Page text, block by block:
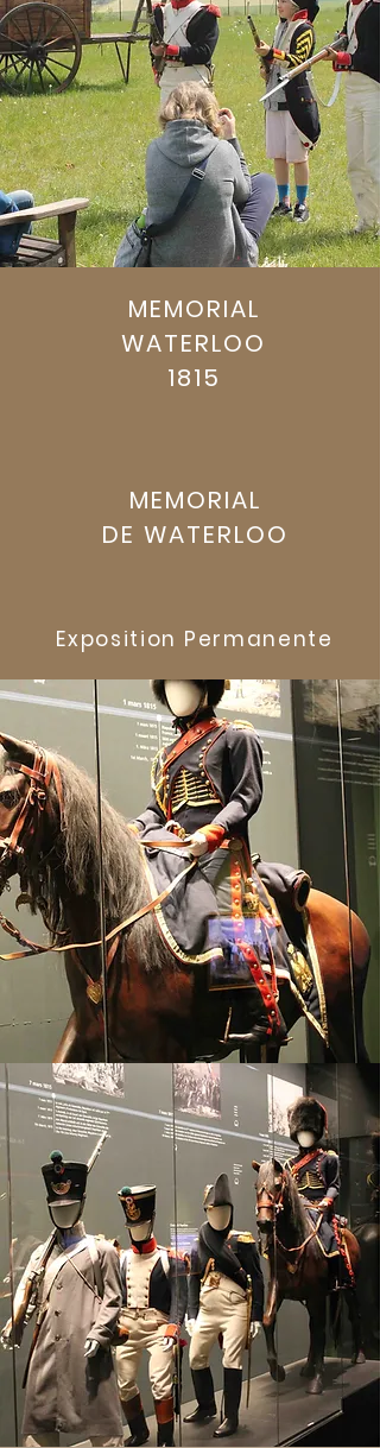
MEMORIAL
WATERLOO
1815
Culturelle
MEMORIAL
DE WATERLOO
Exposition Permanente